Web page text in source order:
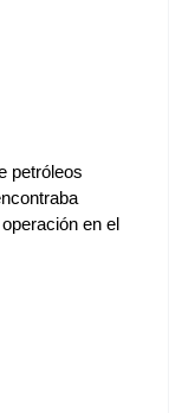
petróleos
en el